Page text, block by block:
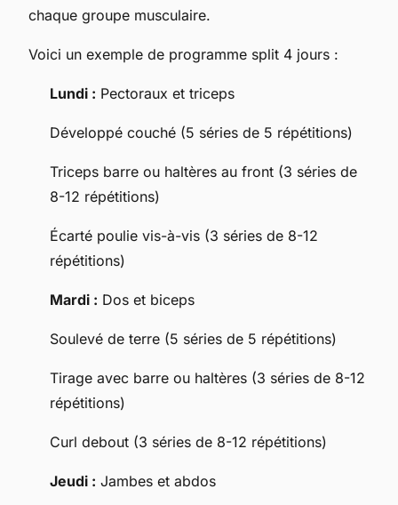
chaque groupe musculaire.
Voici un exemple de programme split 4 jours :
Lundi : Pectoraux et triceps
Développé couché (5 séries de 5 répétitions)
Triceps barre ou haltères au front (3 séries de
8-12 répétitions)
Écarté poulie vis-à-vis (3 séries de 8-12
répétitions)
Mardi : Dos et biceps
Soulevé de terre (5 séries de 5 répétitions)
Tirage avec barre ou haltères (3 séries de 8-12
répétitions)
Curl debout (3 séries de 8-12 répétitions)
Jeudi : Jambes et abdos